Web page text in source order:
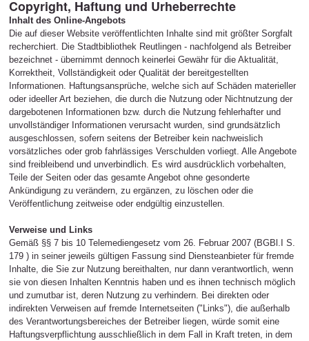
Copyright, Haftung und Urheberrechte
Inhalt des Online-Angebots
Die auf dieser Website veröffentlichten Inhalte sind mit größter Sorgfalt
recherchiert. Die Stadtbibliothek Reutlingen - nachfolgend als Betreiber
bezeichnet - übernimmt dennoch keinerlei Gewähr für die Aktualität,
Korrektheit, Vollständigkeit oder Qualität der bereitgestellten
Informationen. Haftungsansprüche, welche sich auf Schäden materieller
oder ideeller Art beziehen, die durch die Nutzung oder Nichtnutzung der
dargebotenen Informationen bzw. durch die Nutzung fehlerhafter und
unvollständiger Informationen verursacht wurden, sind grundsätzlich
ausgeschlossen, sofern seitens der Betreiber kein nachweislich
vorsätzliches oder grob fahrlässiges Verschulden vorliegt. Alle Angebote
sind freibleibend und unverbindlich. Es wird ausdrücklich vorbehalten,
Teile der Seiten oder das gesamte Angebot ohne gesonderte
Ankündigung zu verändern, zu ergänzen, zu löschen oder die
Veröffentlichung zeitweise oder endgültig einzustellen.
Verweise und Links
Gemäß §§ 7 bis 10 Telemediengesetz vom 26. Februar 2007 (BGBl.I S.
179 ) in seiner jeweils gültigen Fassung sind Diensteanbieter für fremde
Inhalte, die Sie zur Nutzung bereithalten, nur dann verantwortlich, wenn
sie von diesen Inhalten Kenntnis haben und es ihnen technisch möglich
und zumutbar ist, deren Nutzung zu verhindern. Bei direkten oder
indirekten Verweisen auf fremde Internetseiten ("Links"), die außerhalb
des Verantwortungsbereiches der Betreiber liegen, würde somit eine
Haftungsverpflichtung ausschließlich in dem Fall in Kraft treten, in dem